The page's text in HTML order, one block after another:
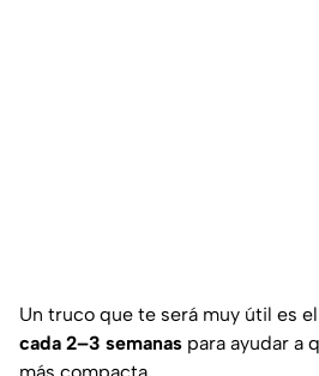
Un truco que te será muy útil es el
cada 2–3 semanas para ayudar a
más compacta.